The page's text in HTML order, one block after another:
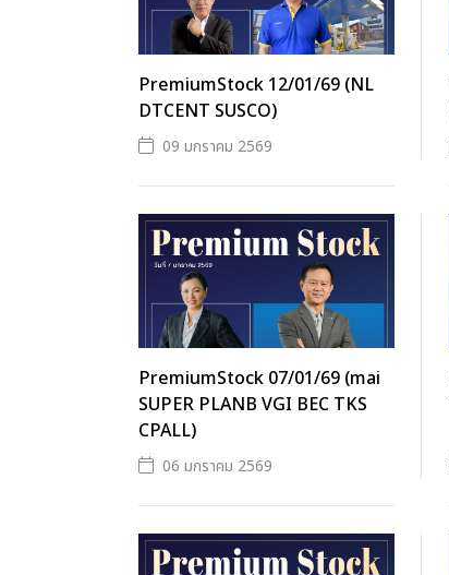
PremiumStock 12/01/69 (NL
DTCENT SUSCO)
09 มกราคม 2569
PremiumStock 07/01/69 (mai
SUPER PLANB VGI BEC TKS
CPALL)
06 มกราคม 2569